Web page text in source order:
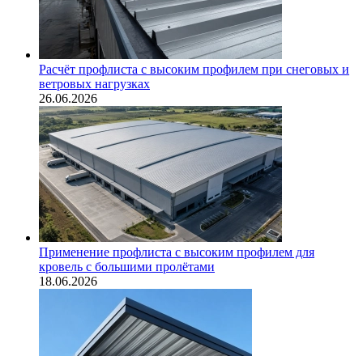
Расчёт профлиста с высоким профилем при снеговых и
ветровых нагрузках
26.06.2026
Применение профлиста с высоким профилем для
кровель с большими пролётами
18.06.2026